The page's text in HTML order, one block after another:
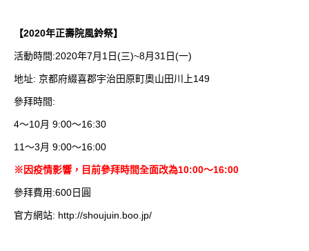
【2020年正壽院風鈴祭】
活動時間:2020年7月1日(三)~8月31日(一)
地址: 京都府綴喜郡宇治田原町奧山田川上149
參拜時間:
4～10月 9:00～16:30
11～3月 9:00～16:00
※因疫情影響，目前參拜時間全面改為10:00～16:00
參拜費用:600日圓
官方網站: http://shoujuin.boo.jp/